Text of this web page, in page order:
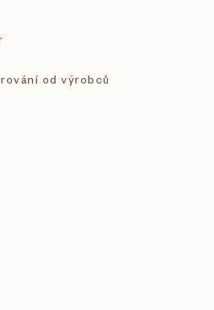
od výrobců